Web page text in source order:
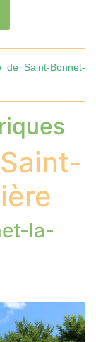
de Saint-Bonnet-
la-